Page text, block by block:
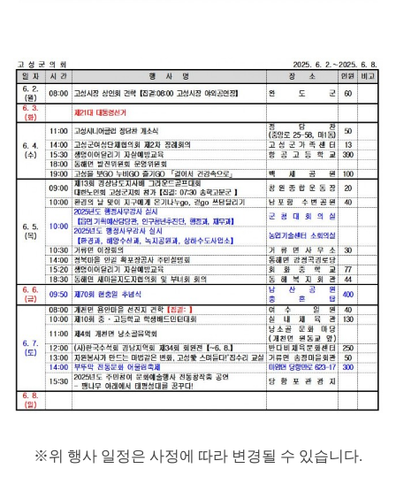
※위 행사 일정은 사정에 따라 변경될 수 있습니다.